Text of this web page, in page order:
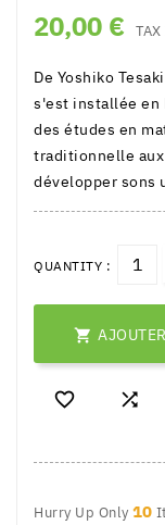
20,00 €
De Yoshiko
s'est installée en
des études en
traditionnelle
développer sons
QUANTITY :

 
Hurry Up Only 10